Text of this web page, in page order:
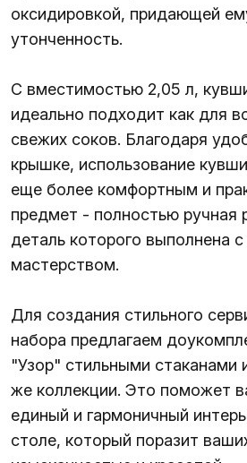
оксидировкой, придающей
утонченность.
С вместимостью 2,05 л,
идеально подходит как для
свежих соков. Благодаря
крышке, использование
еще более комфортным и
предмет - полностью ручная
деталь которого выполнена
мастерством.
Для создания стильного
набора предлагаем
"Узор" стильными стаканами
же коллекции. Это поможет
единый и гармоничный
столе, который поразит